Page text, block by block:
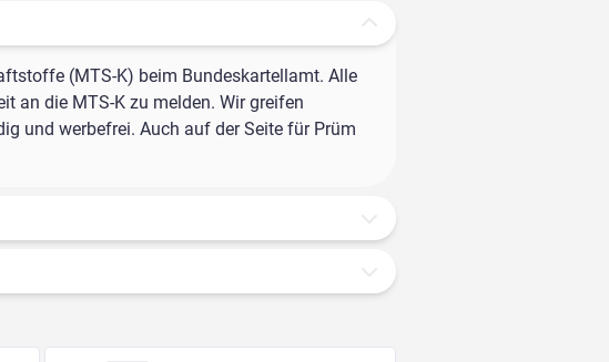
(MTS-K) beim Bundeskartellamt. Alle
an die MTS-K zu melden. Wir greifen
und werbefrei. Auch auf der Seite für Prüm